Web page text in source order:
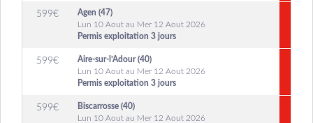
599€
Agen (47)
Lun 10 Aout au Mer 12 Aout 2026
Permis exploitation 3 jours
599€
Aire-sur-l’Adour (40)
Lun 10 Aout au Mer 12 Aout 2026
Permis exploitation 3 jours
599€
Biscarrosse (40)
Lun 10 Aout au Mer 12 Aout 2026